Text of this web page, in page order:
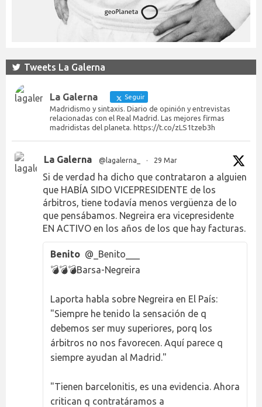
Tweets La Galerna
La Galerna Seguir
Madridismo y sintaxis. Diario de opinión y entrevistas
relacionadas con el Real Madrid. Las mejores firmas
madridistas del planeta. https://t.co/zLS1tzeb3h
La Galerna @lagalerna_ · 29 Mar
Si de verdad ha dicho que contrataron a alguien
que HABÍA SIDO VICEPRESIDENTE de los
árbitros, tiene todavía menos vergüenza de lo
que pensábamos. Negreira era vicepresidente
EN ACTIVO en los años de los que hay facturas.
Benito @_Benito___
💣💣💣Barsa-Negreira
Laporta habla sobre Negreira en El País:
"Siempre he tenido la sensación de q
debemos ser muy superiores, porq los
árbitros no nos favorecen. Aquí parece q
siempre ayudan al Madrid."
"Tienen barcelonitis, es una evidencia. Ahora
critican q contratáramos a